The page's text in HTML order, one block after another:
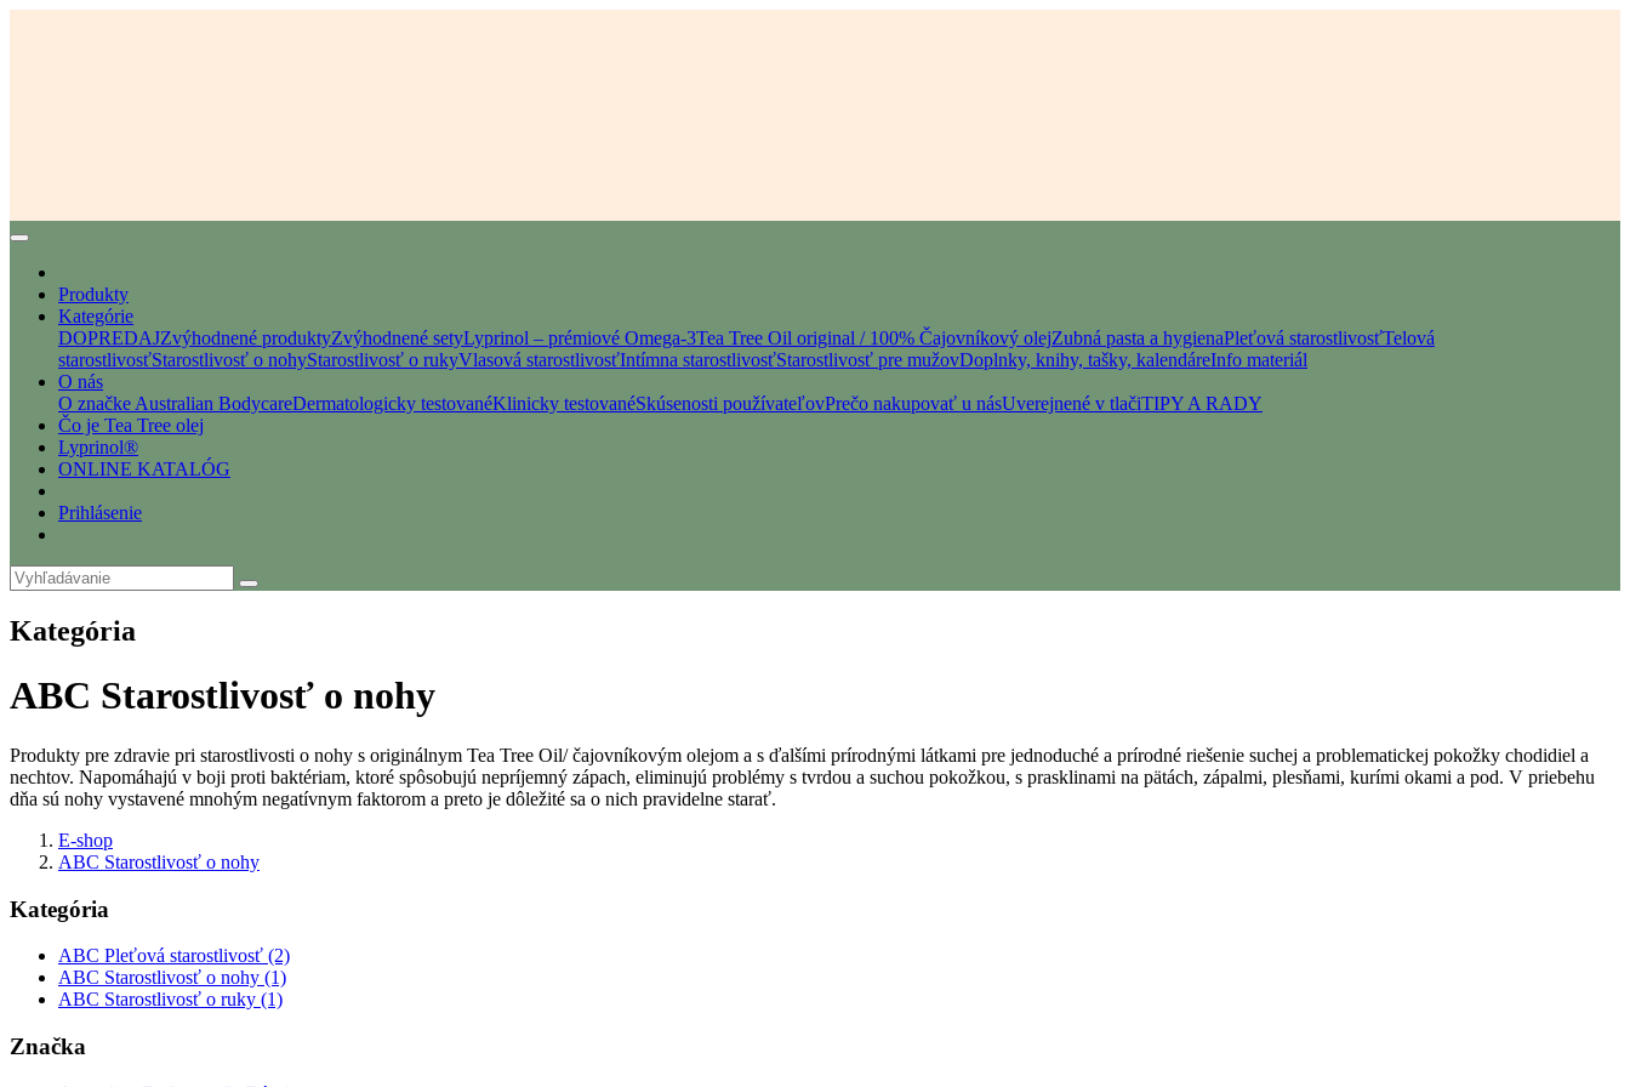
Produkty
Kategórie
DOPREDAJZvýhodnené produktyZvýhodnené setyLyprinol – prémiové Omega-3Tea Tree Oil original / 100% Čajovníkový olejZubná pasta a hygienaPleťová starostlivosťTelová
starostlivosťStarostlivosť o nohyStarostlivosť o rukyVlasová starostlivosťIntímna starostlivosťStarostlivosť pre mužovDoplnky, knihy, tašky, kalendáreInfo materiál
O nás
O značke Australian BodycareDermatologicky testovanéKlinicky testovanéSkúsenosti používateľovPrečo nakupovať u násUverejnené v tlačiTIPY A RADY
Čo je Tea Tree olej
Lyprinol®
ONLINE KATALÓG
Prihlásenie
Kategória
ABC Starostlivosť o nohy
Produkty pre zdravie pri starostlivosti o nohy s originálnym Tea Tree Oil/ čajovníkovým olejom a s ďalšími prírodnými látkami pre jednoduché a prírodné riešenie suchej a problematickej pokožky chodidiel a
nechtov. Napomáhajú v boji proti baktériam, ktoré spôsobujú nepríjemný zápach, eliminujú problémy s tvrdou a suchou pokožkou, s prasklinami na pätách, zápalmi, plesňami, kurími okami a pod. V priebehu
dňa sú nohy vystavené mnohým negatívnym faktorom a preto je dôležité sa o nich pravidelne starať.
E-shop
ABC Starostlivosť o nohy
Kategória
ABC Pleťová starostlivosť (2)
ABC Starostlivosť o nohy (1)
ABC Starostlivosť o ruky (1)
Značka